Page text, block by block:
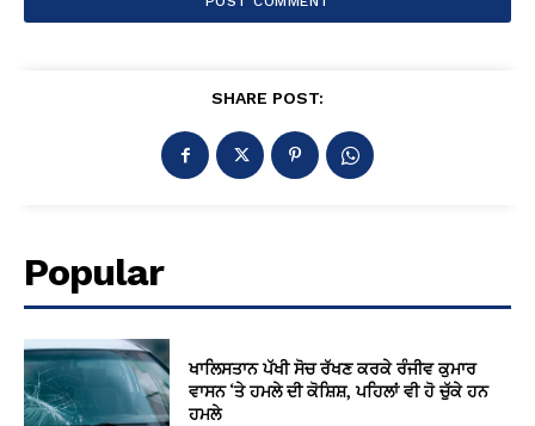
SHARE POST:
Popular
ਖਾਲਿਸਤਾਨ ਪੱਖੀ ਸੋਚ ਰੱਖਣ ਕਰਕੇ ਰੰਜੀਵ ਕੁਮਾਰ
ਵਾਸਨ ‘ਤੇ ਹਮਲੇ ਦੀ ਕੋਸ਼ਿਸ਼, ਪਹਿਲਾਂ ਵੀ ਹੋ ਚੁੱਕੇ ਹਨ
ਹਮਲੇ